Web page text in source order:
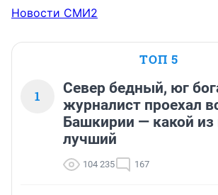
Новости СМИ2
ТОП 5
1
Север бедный, юг
журналист проехал
Башкирии — какой из
лучший
104 235 167